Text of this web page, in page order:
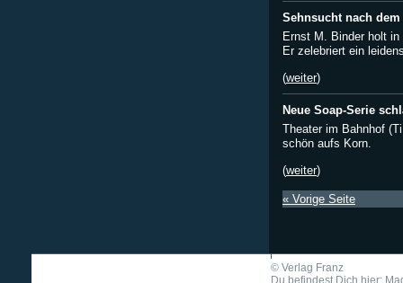
Sehnsucht nach
Ernst M. Binder holt in
Er zelebriert ein
(weiter)
Neue Soap-Serie
Theater im Bahnhof
schön aufs Korn.
(weiter)
« Vorige Seite
© Verlag Franz
Du befindest Dich hier: